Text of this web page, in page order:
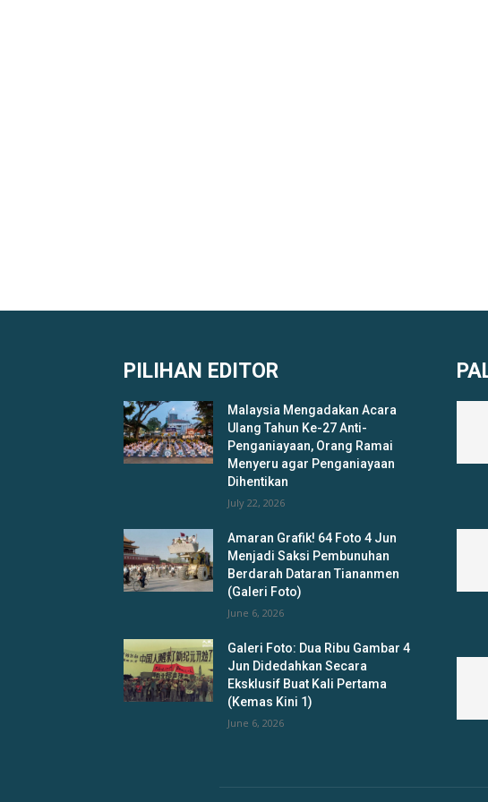
PILIHAN EDITOR
Malaysia Mengadakan Acara
Ulang Tahun Ke-27 Anti-
Penganiayaan, Orang Ramai
Menyeru agar Penganiayaan
Dihentikan
July 22, 2026
Amaran Grafik! 64 Foto 4 Jun
Menjadi Saksi Pembunuhan
Berdarah Dataran Tiananmen
(Galeri Foto)
June 6, 2026
Galeri Foto: Dua Ribu Gambar 4
Jun Didedahkan Secara
Eksklusif Buat Kali Pertama
(Kemas Kini 1)
June 6, 2026